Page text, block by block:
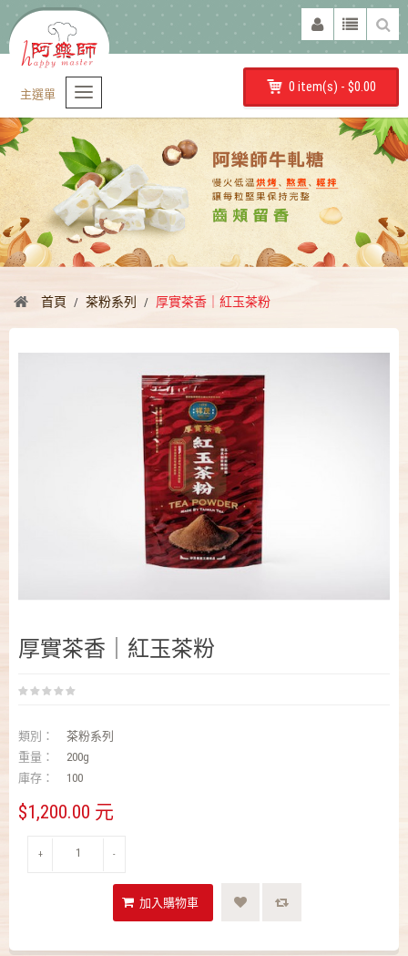
主選單 0 item(s) - $0.00
首頁 茶粉系列 厚實茶香｜紅玉茶粉
厚實茶香｜紅玉茶粉
類別：
茶粉系列
重量：
200g
庫存：
100
$1,200.00 元
+ -